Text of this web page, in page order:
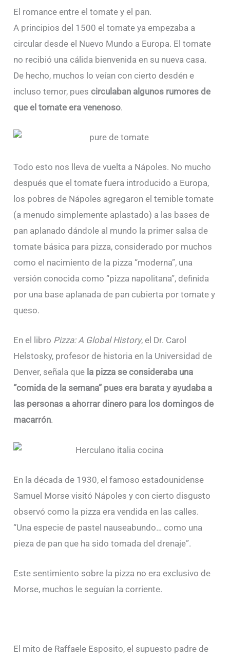
El romance entre el tomate y el pan.
A principios del 1500 el tomate ya empezaba a
circular desde el Nuevo Mundo a Europa. El tomate
no recibió una cálida bienvenida en su nueva casa.
De hecho, muchos lo veían con cierto desdén e
incluso temor, puescirculaban algunos rumores de
que el tomate era venenoso.
Todo esto nos lleva de vuelta a Nápoles. No mucho
después que el tomate fuera introducido a Europa,
los pobres de Nápoles agregaron el temible tomate
(a menudo simplemente aplastado) a las bases de
pan aplanado dándole al mundo la primer salsa de
tomate básica para pizza, considerado por muchos
como el nacimiento de la pizza “moderna”, una
versión conocida como “pizza napolitana”, definida
por una base aplanada de pan cubierta por tomate y
queso.
En el libro Pizza: A Global History, el Dr. Carol
Helstosky, profesor de historia en la Universidad de
Denver, señala que la pizza se consideraba una
“comida de la semana” pues era barata y ayudaba a
las personas a ahorrar dinero para los domingos de
macarrón.
En la década de 1930, el famoso estadounidense
Samuel Morse visitó Nápoles y con cierto disgusto
observó como la pizza era vendida en las calles.
“Una especie de pastel nauseabundo… como una
pieza de pan que ha sido tomada del drenaje”.
Este sentimiento sobre la pizza no era exclusivo de
Morse, muchos le seguían la corriente.
El mito de Raffaele Esposito, el supuesto padre de